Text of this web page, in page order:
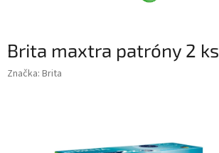
Brita maxtra patróny 2 ks
Značka: Brita